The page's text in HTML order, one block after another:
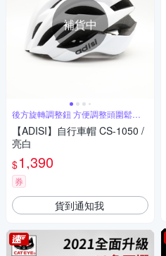
補貨中
後方旋轉調整鈕 方便調整頭圍鬆緊
度
【ADISI】自行車帽 CS-1050 /
亮白
$1,390
券
貨到通知我